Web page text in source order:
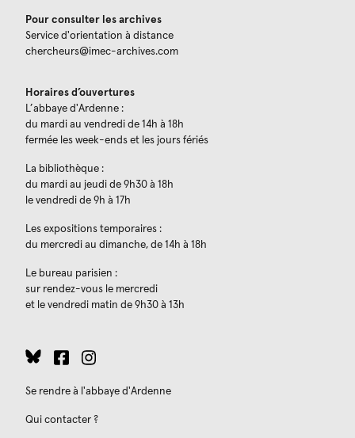
Pour consulter les archives
Service d'orientation à distance
chercheurs@imec-archives.com
Horaires d’ouvertures
L’abbaye d'Ardenne :
du mardi au vendredi de 14h à 18h
fermée les week-ends et les jours fériés
La bibliothèque :
du mardi au jeudi de 9h30 à 18h
le vendredi de 9h à 17h
Les expositions temporaires :
du mercredi au dimanche, de 14h à 18h
Le bureau parisien :
sur rendez-vous le mercredi
et le vendredi matin de 9h30 à 13h
Se rendre à l'abbaye d'Ardenne
Qui contacter ?